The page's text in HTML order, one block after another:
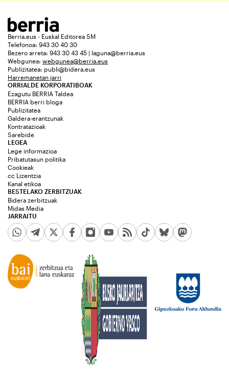
Berria.eus - Euskal Editorea SM
Telefonoa: 943 30 40 30
Bezero arreta: 943 30 43 45 | laguna@berria.eus
Webgunea: webgunea@berria.eus
Publizitatea: publi@bidera.eus
Harremanetan jarri
ORRIALDE KORPORATIBOAK
Ezagutu BERRIA Taldea
BERRIA berri bloga
Publizitatea
Galdera-erantzunak
Kontratazioak
Sarebide
JARRAITU
LEGEA
Lege informazioa
Pribatutasun politika
Cookieak
cc Lizentzia
Kanal etikoa
BESTELAKO ZERBITZUAK
Bidera zerbitzuak
Midas Media